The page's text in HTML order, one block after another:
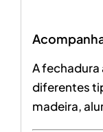
A
diferentes
madeira,